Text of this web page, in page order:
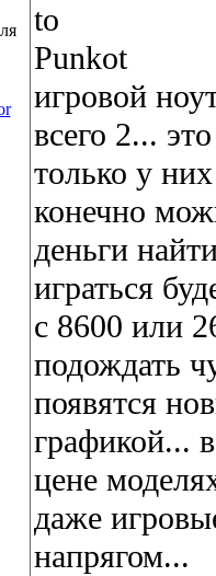
to
Punkot
игровой
всего 2...
только у
конечно
деньги
играться
с 8600 или
подождать
появятся
графикой...
цене
даже
напрягом...